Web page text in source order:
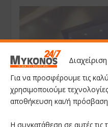
Για να προσφέρουμε τις
χρησιμοποιούμε
αποθήκευση και/ή
Η συγκατάθεση σε αυτές τις